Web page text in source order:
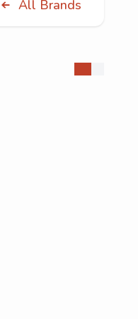
All Brands